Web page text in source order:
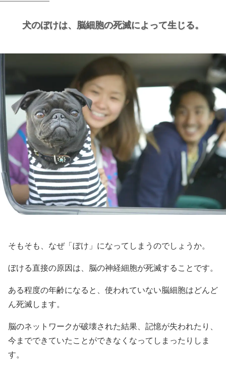
犬のぼけは、 脳細胞の死滅によって生じる。
そもそも、なぜ「ぼけ」になってしまうのでしょうか。
ぼける直接の原因は、脳の神経細胞が死滅することです。
ある程度の年齢になると、使われていない脳細胞はどんど
ん死滅します。
脳のネットワークが破壊された結果、記憶が失われたり、
今までできていたことができなくなってしまったりしま
す。